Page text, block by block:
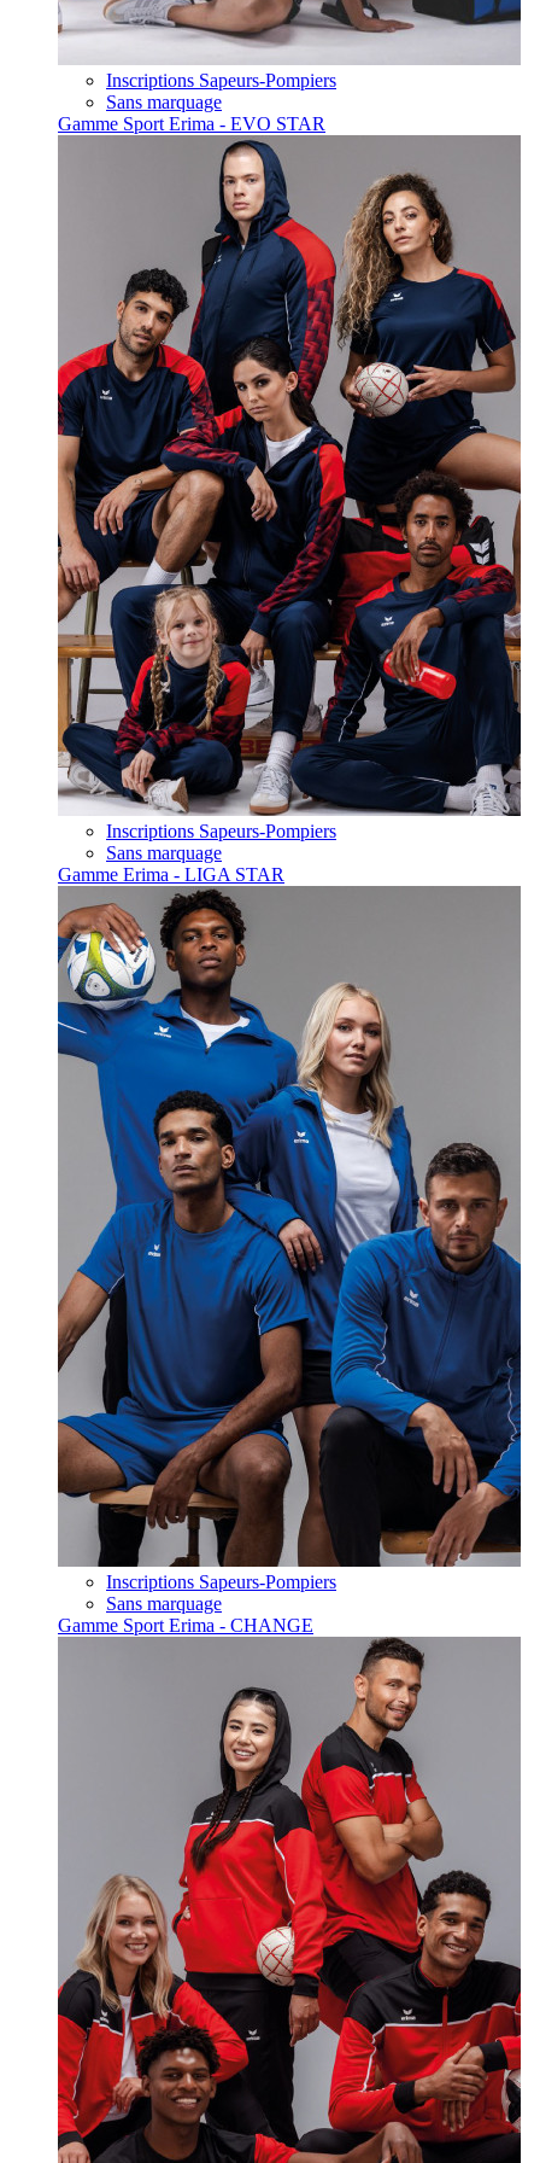
Inscriptions Sapeurs-Pompiers
Sans marquage
Gamme Sport Erima - EVO STAR
Inscriptions Sapeurs-Pompiers
Sans marquage
Gamme Erima - LIGA STAR
Inscriptions Sapeurs-Pompiers
Sans marquage
Gamme Sport Erima - CHANGE